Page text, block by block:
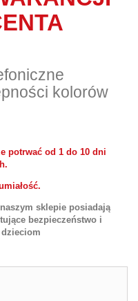
kolorów
potrwać od 1 do 10 dni
sklepie posiadają
bezpieczeństwo i